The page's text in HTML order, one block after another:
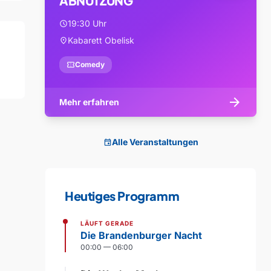
schedule19:30 Uhr
location_onKabarett Obelisk
confirmation_numberComedy
Mehr erfahren arrow_forward
eventAlle Veranstaltungen
Heutiges Programm
LÄUFT GERADE
Die Brandenburger Nacht
00:00 — 06:00